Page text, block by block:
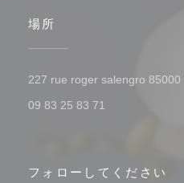
場所
227 rue roger salengro 85000
09 83 25 83 71
フォローしてください